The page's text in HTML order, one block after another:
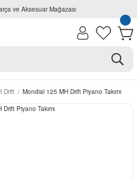
ve Aksesuar Mağazası
Drift Mondial 125 MH Drift Piyano Takımı